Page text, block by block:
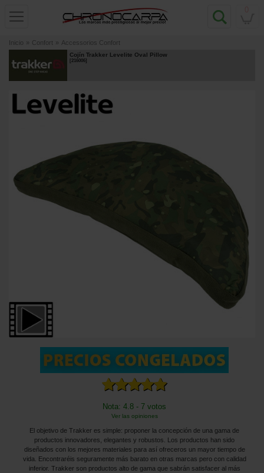
Inicio » Confort » Accessorios Confort
Cojín Trakker Levelite Oval Pillow
[216006]
Nota: 4.8 - 7 votos
Ver las opiniones
El objetivo de Trakker es simple: proponer la concepción de una gama de
productos innovadores, elegantes y robustos. Los productos han sido
diseñados con los mejores materiales para así ofreceros un mayor tiempo de
vida. Encontraréis seguramente más barato en otras marcas pero con calidad
inferior. Trakker son productos alto de gama que sabrán satisfacer al más